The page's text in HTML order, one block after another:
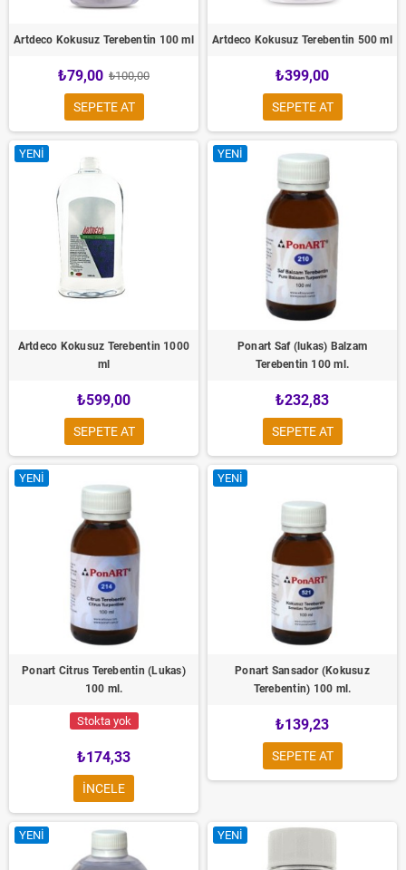
Artdeco Kokusuz Terebentin 100 ml
₺79,00 ₺100,00
SEPETE AT
Artdeco Kokusuz Terebentin 500 ml
₺399,00
SEPETE AT
YENI
Artdeco Kokusuz Terebentin 1000
ml
₺599,00
SEPETE AT
YENI
Ponart Saf (lukas) Balzam
Terebentin 100 ml.
₺232,83
SEPETE AT
YENI
Ponart Citrus Terebentin (Lukas)
100 ml.
Stokta yok
₺174,33
INCELE
YENI
Ponart Sansador (Kokusuz
Terebentin) 100 ml.
₺139,23
SEPETE AT
YENI YENI